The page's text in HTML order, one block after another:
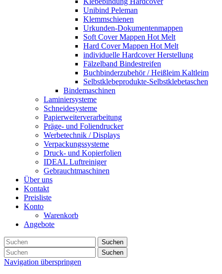
Unibind Peleman
Klemmschienen
Urkunden-Dokumentenmappen
Soft Cover Mappen Hot Melt
Hard Cover Mappen Hot Melt
individuelle Hardcover Herstellung
Fälzelband Bindestreifen
Buchbinderzubehör / Heißleim Kaltleim
Selbstklebeprodukte-Selbstklebetaschen
Bindemaschinen
Laminiersysteme
Schneidesysteme
Papierweiterverarbeitung
Präge- und Foliendrucker
Werbetechnik / Displays
Verpackungssysteme
Druck- und Kopierfolien
IDEAL Luftreiniger
Gebrauchtmaschinen
Über uns
Kontakt
Preisliste
Konto
Warenkorb
Angebote
Suchen
Suchen
Navigation überspringen